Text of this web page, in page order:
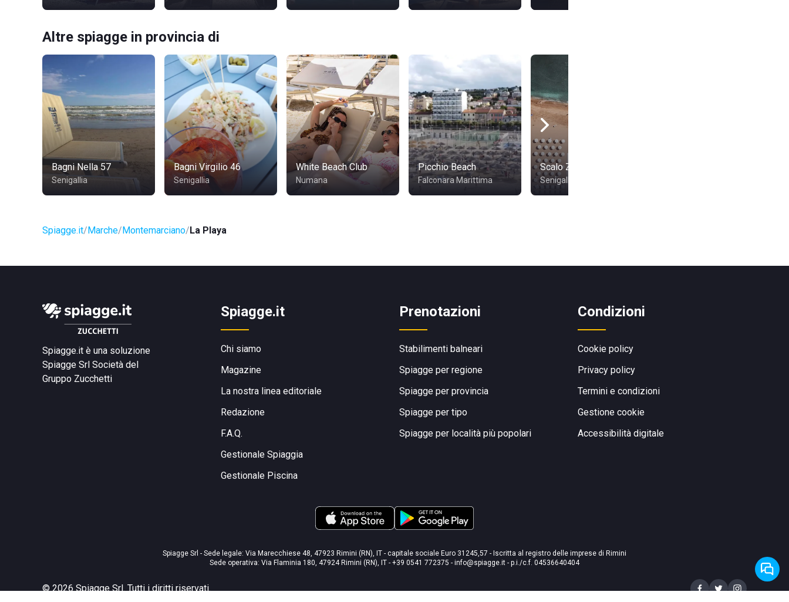
Altre spiagge in provincia di
Bagni Nella 57
Senigallia
Bagni Virgilio 46
Senigallia
White Beach Club
Numana
Picchio Beach
Falconara Marittima
Scalo Zero Village
Senigallia
Spiagge.it Marche Montemarciano La Playa
Spiagge.it è una soluzione
Spiagge Srl Società del
Gruppo Zucchetti
Spiagge.it
Chi siamo
Magazine
La nostra linea editoriale
Redazione
F.A.Q.
Gestionale Spiaggia
Gestionale Piscina
Prenotazioni
Stabilimenti balneari
Spiagge per regione
Spiagge per provincia
Spiagge per tipo
Spiagge per località più popolari
Condizioni
Cookie policy
Privacy policy
Termini e condizioni
Gestione cookie
Accessibilità digitale
Spiagge Srl - Sede legale: Via Marecchiese 48, 47923 Rimini (RN), IT - capitale sociale Euro 31245,57 - Iscritta al registro delle imprese di Rimini
Sede operativa: Via Flaminia 180, 47924 Rimini (RN), IT - +39 0541 772375 - info@spiagge.it - p.i./c.f. 04536640404
©2026 Spiagge Srl. Tutti i diritti riservati.